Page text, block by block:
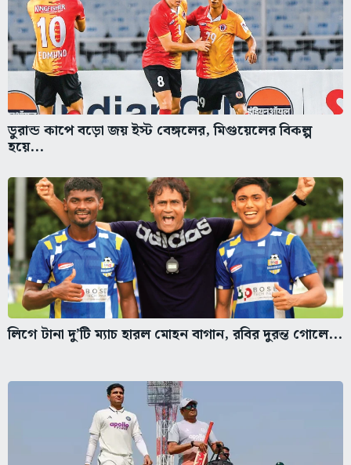
ডুরান্ড কাপে বড়ো জয় ইস্ট বেঙ্গলের, মিগুয়েলের বিকল্প
হয়ে...
লিগে টানা দু’টি ম্যাচ হারল মোহন বাগান, রবির দুরন্ত গোলে...